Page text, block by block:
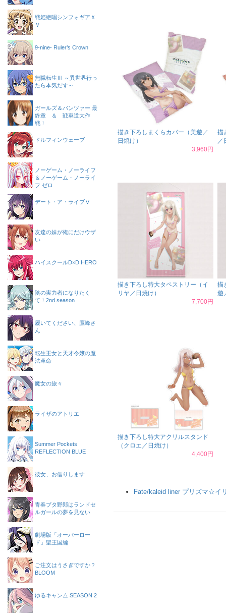
描き下ろしまくらカバー（美遊／
日焼け）
3,960円
描
／
描き下ろし特大タペストリー（イ
リヤ／日焼け）
7,700円
描
遊
描き下ろし特大アクリルスタンド
（クロエ／日焼け）
4,400円
Fate/kaleid liner プリズマ☆イ
戦姫絶唱シンフォギアＸ
Ｖ
9-nine- Ruler’s Crown
無職転生Ⅲ ～異世界行っ
たら本気だす～
ガールズ＆パンツァー 最
終章 ＆ 戦車道大作
戦！
ドルフィンウェーブ
ノーゲーム・ノーライフ
＆ノーゲーム・ノーライ
フ ゼロ
デート・ア・ライブⅤ
友達の妹が俺にだけウザ
い
ハイスクールD×D HERO
陰の実力者になりたく
て！2nd season
履いてください、鷹峰さ
ん
転生王女と天才令嬢の魔
法革命
魔女の旅々
ライザのアトリエ
Summer Pockets
REFLECTION BLUE
彼女、お借りします
青春ブタ野郎はランドセ
ルガールの夢を見ない
劇場版「オーバーロー
ド」聖王国編
ご注文はうさぎですか？
BLOOM
ゆるキャン△ SEASON 2